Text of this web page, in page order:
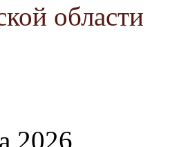
области
2026